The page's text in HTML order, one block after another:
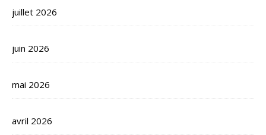
juillet 2026
juin 2026
mai 2026
avril 2026